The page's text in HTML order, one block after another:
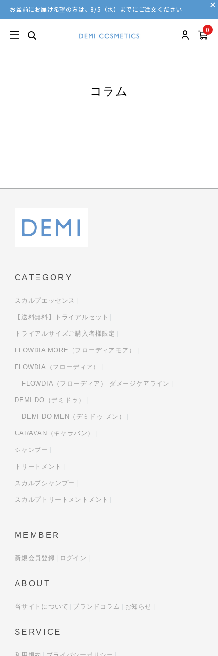
お盆前にお届け希望の方は、8/5（水）までにご注文ください
0
コラム
CATEGORY
スカルプエッセンス
【送料無料】トライアルセット
トライアルサイズご購入者様限定
FLOWDIA MORE（フローディアモア）
FLOWDIA（フローディア）
FLOWDIA（フローディア） ダメージケアライン
DEMI DO（デミドゥ）
DEMI DO MEN（デミドゥ メン）
CARAVAN（キャラバン）
シャンプー
トリートメント
スカルプシャンプー
スカルプトリートメントメント
MEMBER
新規会員登録 ログイン
ABOUT
当サイトについて ブランドコラム お知らせ
SERVICE
利用規約 プライバシーポリシー